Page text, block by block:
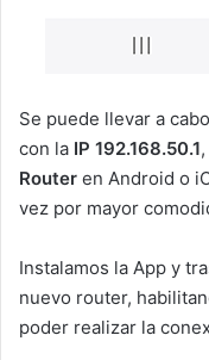
Se puede llevar a
con la IP 192.168.50.1
Router en Android o
vez por mayor
Instalamos la App y
nuevo router,
poder realizar la